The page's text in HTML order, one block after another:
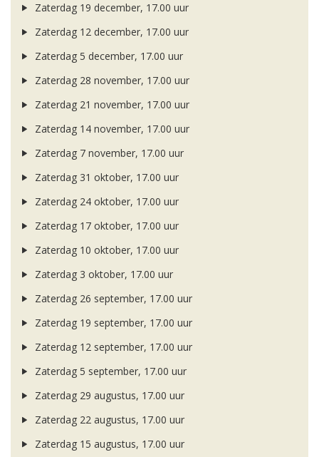
Zaterdag 19 december, 17.00 uur
Zaterdag 12 december, 17.00 uur
Zaterdag 5 december, 17.00 uur
Zaterdag 28 november, 17.00 uur
Zaterdag 21 november, 17.00 uur
Zaterdag 14 november, 17.00 uur
Zaterdag 7 november, 17.00 uur
Zaterdag 31 oktober, 17.00 uur
Zaterdag 24 oktober, 17.00 uur
Zaterdag 17 oktober, 17.00 uur
Zaterdag 10 oktober, 17.00 uur
Zaterdag 3 oktober, 17.00 uur
Zaterdag 26 september, 17.00 uur
Zaterdag 19 september, 17.00 uur
Zaterdag 12 september, 17.00 uur
Zaterdag 5 september, 17.00 uur
Zaterdag 29 augustus, 17.00 uur
Zaterdag 22 augustus, 17.00 uur
Zaterdag 15 augustus, 17.00 uur